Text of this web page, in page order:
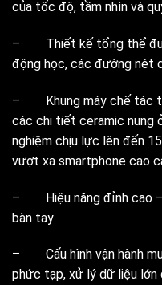
của tốc độ, tầm nhìn và
– Thiết kế tổng thể
động học, các đường nét
– Khung máy chế tác
các chi tiết ceramic nung
nghiệm chịu lực lên đến
vượt xa smartphone cao
– Hiệu năng đỉnh cao –
bàn tay
– Cấu hình vận hành
phức tạp, xử lý dữ liệu lớn